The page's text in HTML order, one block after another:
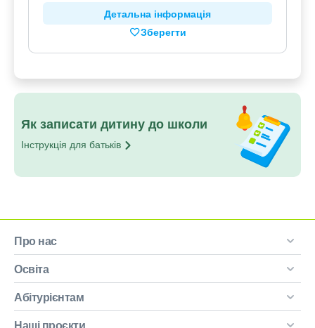
Детальна інформація
Зберегти
Як записати дитину до школи
Інструкція для батьків
Про нас
Освіта
Абітурієнтам